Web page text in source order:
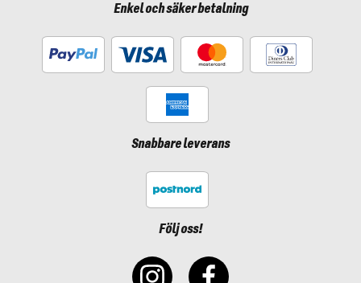
Enkel och säker betalning
Snabbare leverans
Följ oss!